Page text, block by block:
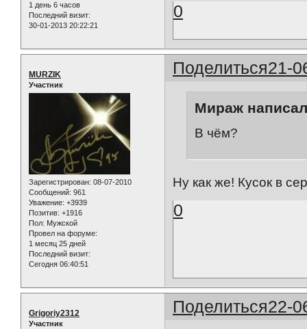
1 день 6 часов
Последний визит:
30-01-2013 20:22:21
0
Поделиться21-
MURZIK
Участник
Зарегистрирован: 08-07-2010
Сообщений: 961
Уважение: +3939
Позитив: +1916
Пол: Мужской
Провел на форуме:
1 месяц 25 дней
Последний визит:
Сегодня 06:40:51
Мираж
В чём?
Ну как же! Кусок в
0
Поделиться22-
Grigoriy2312
Участник